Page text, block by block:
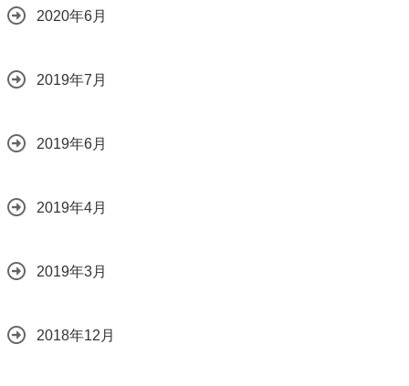
2020年6月
2019年7月
2019年6月
2019年4月
2019年3月
2018年12月